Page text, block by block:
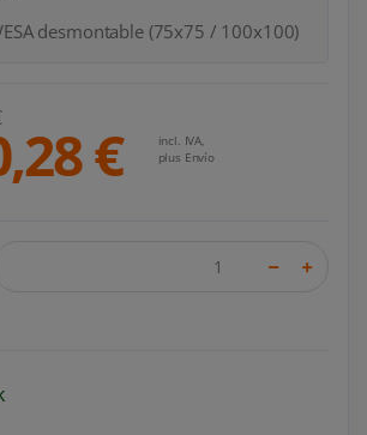
desmontable (75x75 / 100x100)
€
incl. IVA,
plus Envío